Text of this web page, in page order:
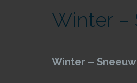
Winter –
Winter –